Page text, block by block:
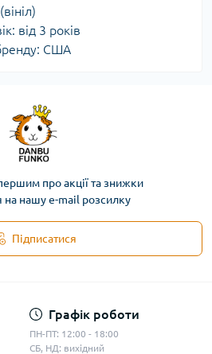
від 3 років
бренду: США
про акції та знижки
на нашу e-mail розсилку
Підписатися
Графік роботи
ПН-ПТ: 12:00 - 18:00
СБ, НД: вихідний